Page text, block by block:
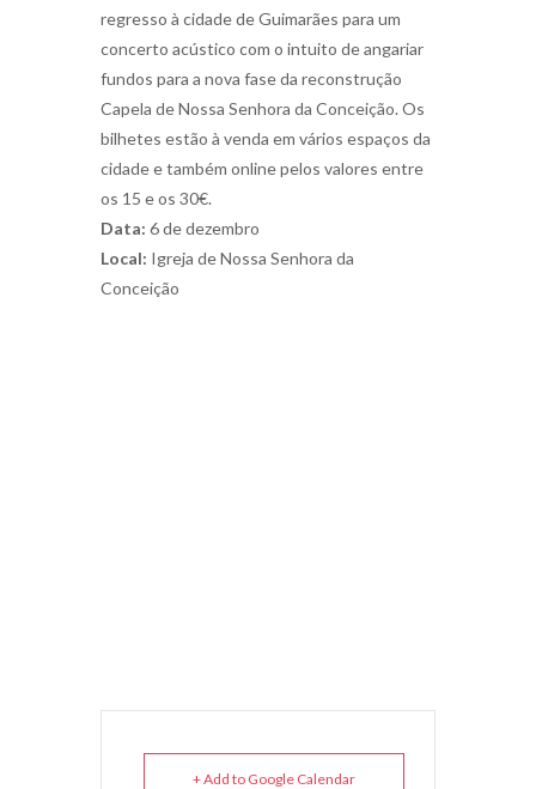
regresso à cidade de Guimarães para um
concerto acústico com o intuito de angariar
fundos para a nova fase da reconstrução
Capela de Nossa Senhora da Conceição. Os
bilhetes estão à venda em vários espaços da
cidade e também online pelos valores entre
os 15 e os 30€.
Data: 6 de dezembro
Local: Igreja de Nossa Senhora da
Conceição
+ Add to Google Calendar